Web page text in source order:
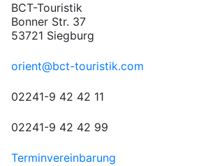
BCT-Touristik
Bonner Str. 37
53721 Siegburg
orient@bct-touristik.com
02241-9 42 42 11
02241-9 42 42 99
Terminvereinbarung